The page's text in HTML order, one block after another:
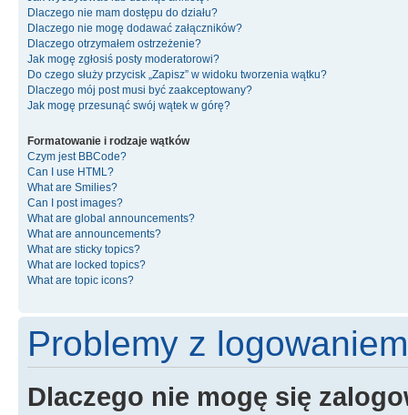
Dlaczego nie mam dostępu do działu?
Dlaczego nie mogę dodawać załączników?
Dlaczego otrzymałem ostrzeżenie?
Jak mogę zgłosiś posty moderatorowi?
Do czego służy przycisk „Zapisz” w widoku tworzenia wątku?
Dlaczego mój post musi być zaakceptowany?
Jak mogę przesunąć swój wątek w górę?
Formatowanie i rodzaje wątków
Czym jest BBCode?
Can I use HTML?
What are Smilies?
Can I post images?
What are global announcements?
What are announcements?
What are sticky topics?
What are locked topics?
What are topic icons?
Problemy z
Dlaczego nie mogę się